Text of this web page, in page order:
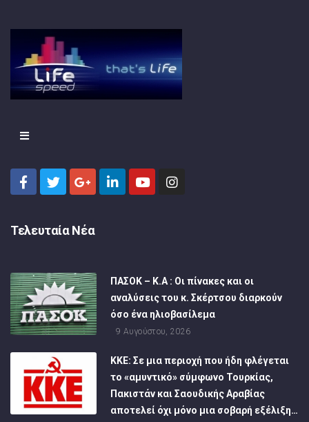
Τελευταία Νέα
ΠΑΣΟΚ – Κ.Α : Οι πίνακες και οι
αναλύσεις του κ. Σκέρτσου διαρκούν
όσο ένα ηλιοβασίλεμα
9 Αυγούστου, 2026
ΚΚΕ: Σε μια περιοχή που ήδη φλέγεται
το «αμυντικό» σύμφωνο Τουρκίας,
Πακιστάν και Σαουδικής Αραβίας
αποτελεί όχι μόνο μια σοβαρή εξέλιξη…